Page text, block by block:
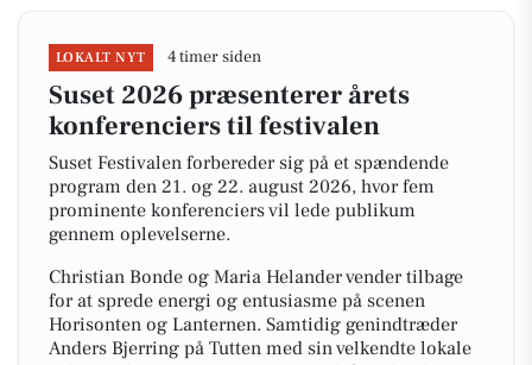
LOKALT NYT 4 timer siden
Suset 2026 præsenterer årets
konferenciers til festivalen
Suset Festivalen forbereder sig på et spændende
program den 21. og 22. august 2026, hvor fem
prominente konferenciers vil lede publikum
gennem oplevelserne.
Christian Bonde og Maria Helander vender tilbage
for at sprede energi og entusiasme på scenen
Horisonten og Lanternen. Samtidig genindtræder
Anders Bjerring på Tutten med sin velkendte lokale